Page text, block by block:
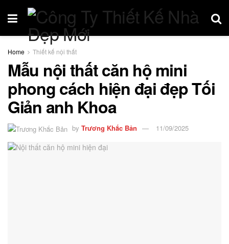
Home Thiết kế nội thất
Mẫu nội thất căn hộ mini
phong cách hiện đại đẹp Tối
Giản anh Khoa
by Trương Khắc Bản 11/09/2025